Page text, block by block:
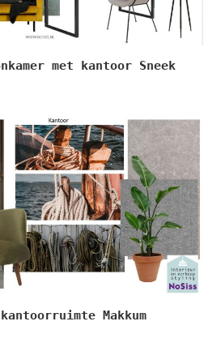
met kantoor Sneek
Makkum